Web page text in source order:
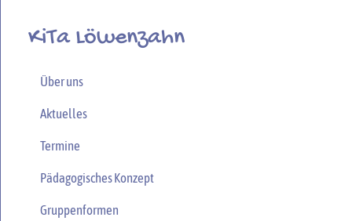
KiTa Löwenzahn
Über uns
Aktuelles
Termine
Pädagogisches Konzept
Gruppenformen